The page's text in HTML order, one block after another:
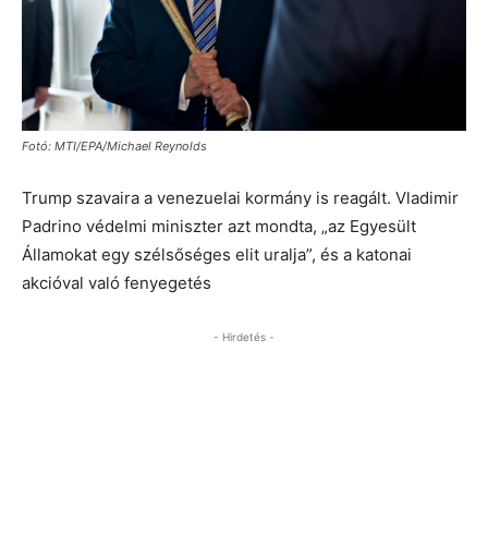
Fotó: MTI/EPA/Michael Reynolds
Trump szavaira a venezuelai kormány is reagált. Vladimir
Padrino védelmi miniszter azt mondta, „az Egyesült
Államokat egy szélsőséges elit uralja”, és a katonai
akcióval való fenyegetés
- Hirdetés -